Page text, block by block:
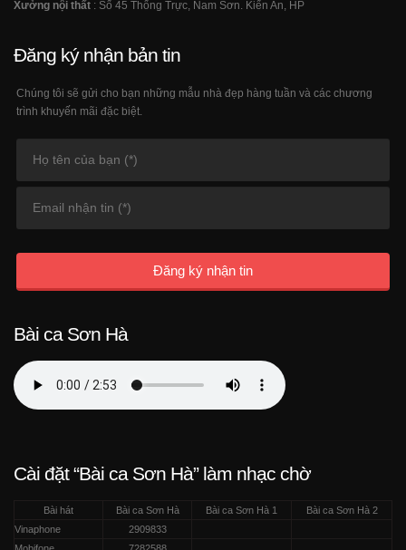
Đăng ký nhận bản tin
Chúng tôi sẽ gửi cho bạn những mẫu nhà đẹp hàng tuần và các chương
trình khuyến mãi đặc biệt.
Đăng ký nhận tin
Bài ca Sơn Hà
Cài đặt “Bài ca Sơn Hà” làm nhạc chờ
Bài hát Bài ca Sơn Hà Bài ca Sơn Hà 1
Bài ca Sơn Hà 2
Vinaphone
2909833
Mobifone
7282588